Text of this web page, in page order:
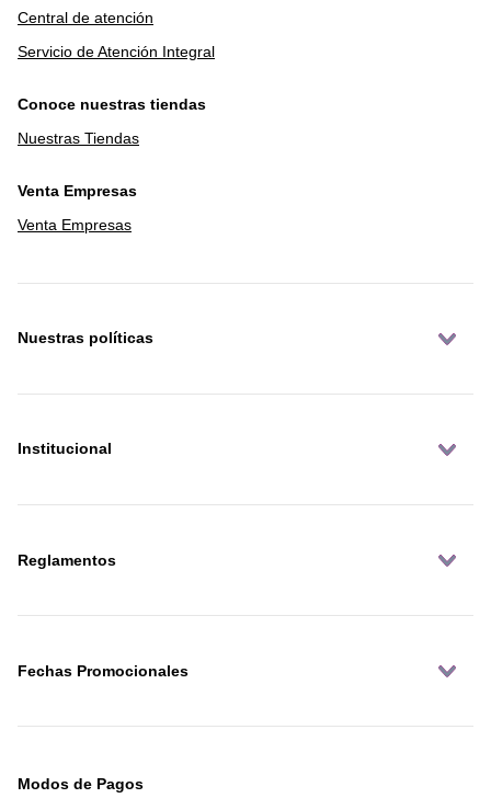
Central de atención
Servicio de Atención Integral
Conoce nuestras tiendas
Nuestras Tiendas
Venta Empresas
Venta Empresas
Nuestras políticas
Institucional
Reglamentos
Fechas Promocionales
Modos de Pagos